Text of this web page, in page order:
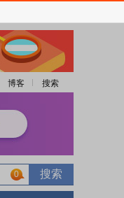
博客 搜索
0